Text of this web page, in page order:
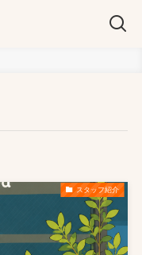
スタッフ紹介